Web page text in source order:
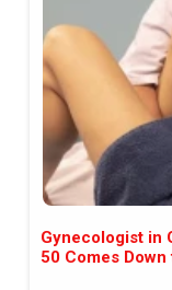
Gynecologist in
50 Comes